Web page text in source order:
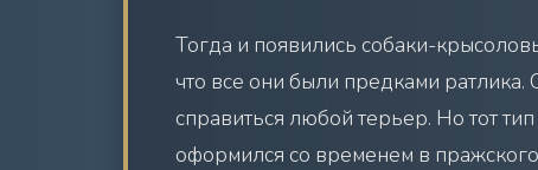
Тогда и появились собаки-
что все они были предками ратлика.
справиться любой терьер. Но тот
оформился со временем в